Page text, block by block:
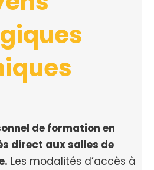
de formation en
direct aux salles de
Les modalités d’accès à